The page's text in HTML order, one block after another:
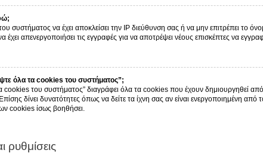
του συστήματος να έχει αποκλείσει την IP διεύθυνση σας ή να μην επιτρέπει το
έχει απενεργοποιήσει τις εγγραφές για να αποτρέψει νέους επισκέπτες να
όλα τα cookies του συστήματος”;
cookies του συστήματος” διαγράφει όλα τα cookies που έχουν δημιουργηθεί
δίνει δυνατότητες όπως να δείτε τα ίχνη σας αν είναι ενεργοποιημένη από
cookies ίσως βοηθήσει.
ρυθμίσεις